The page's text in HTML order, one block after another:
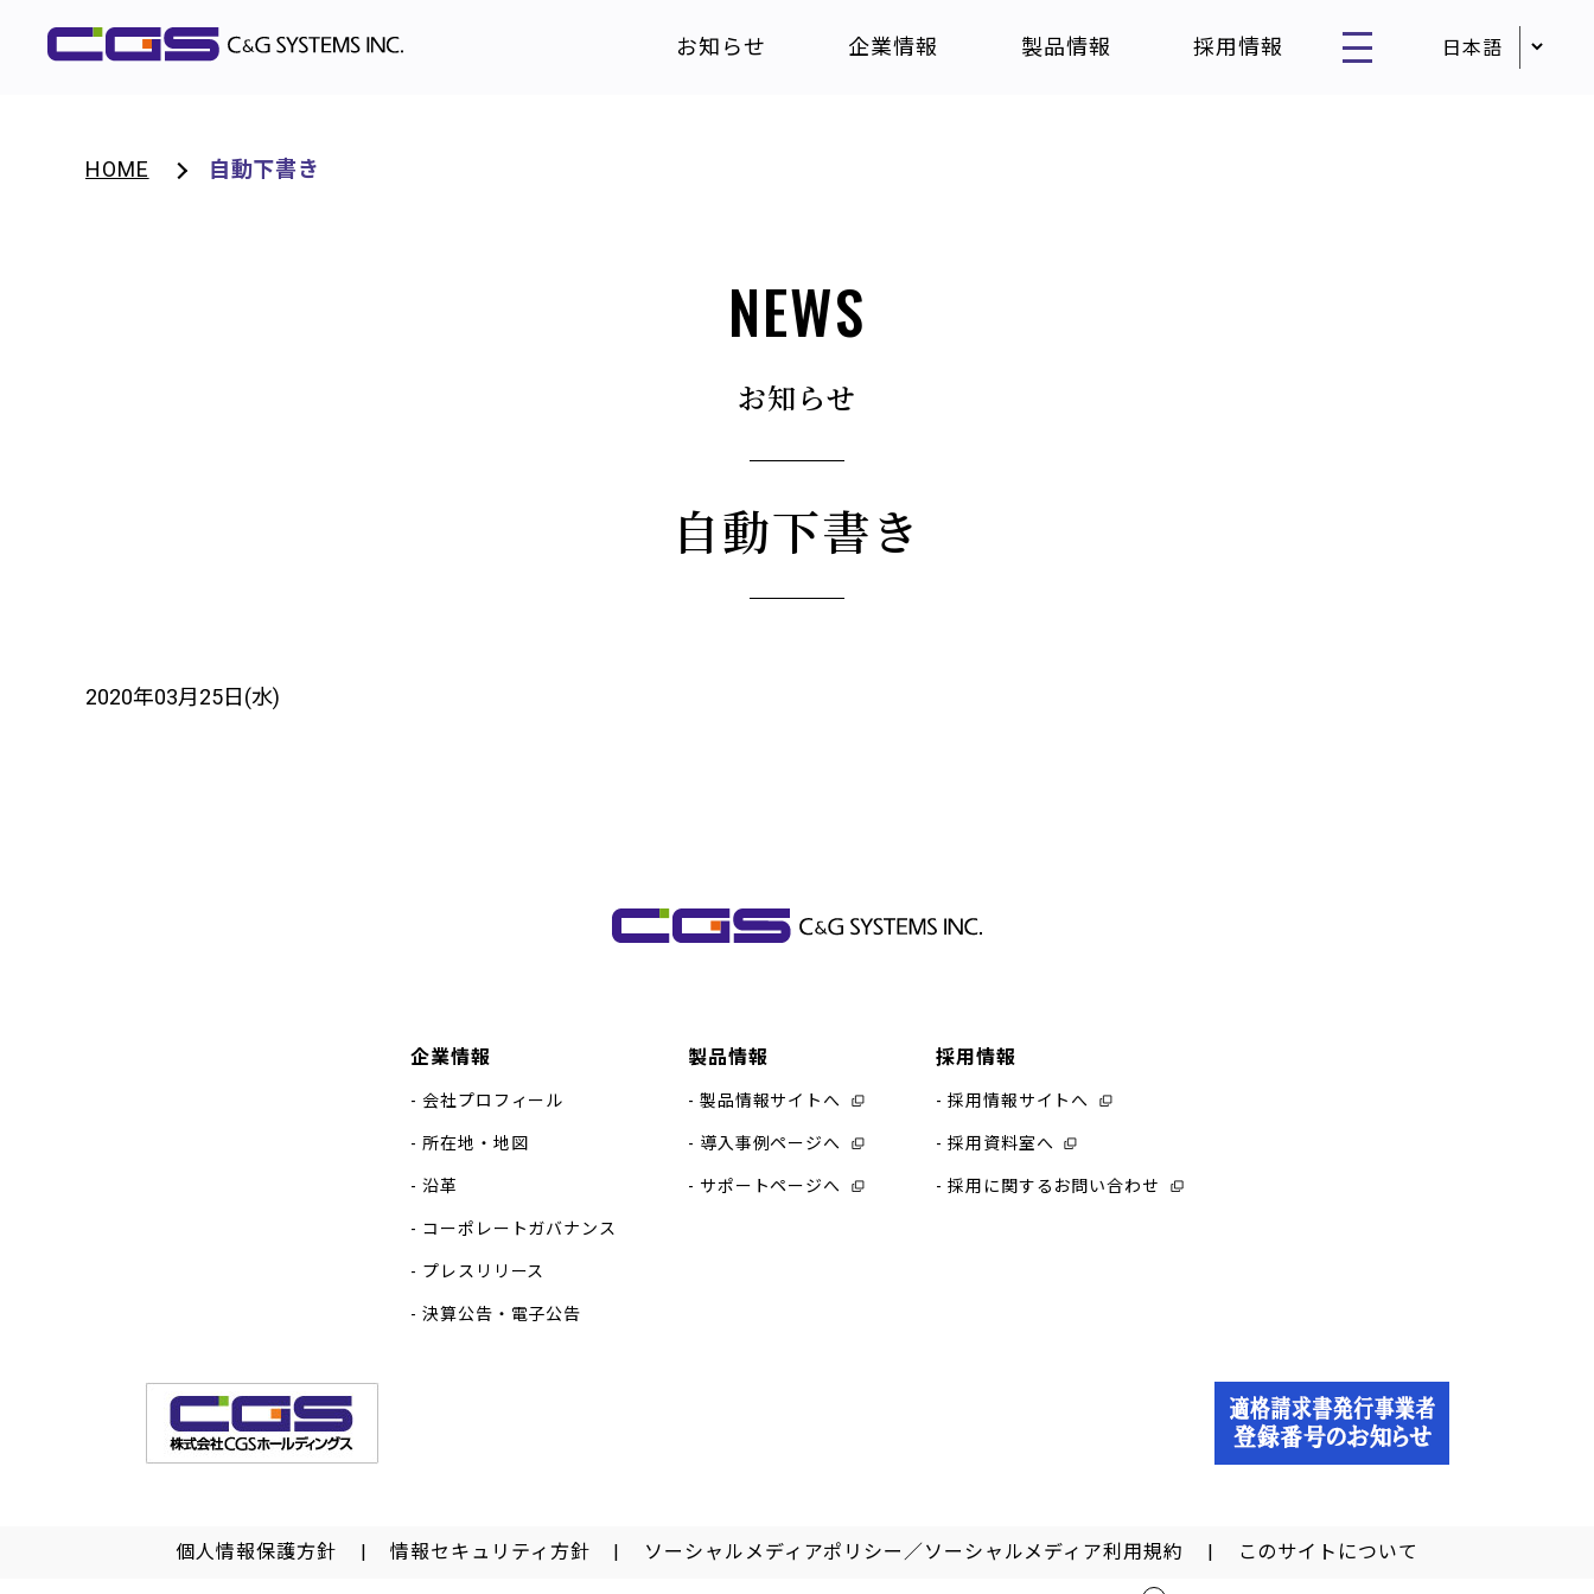
お知らせ 企業情報 製品情報 採用情報
HOME 自動下書き
NEWS
お知らせ
自動下書き
2020年03月25日(水)
企業情報
会社プロフィール
所在地・地図
沿革
コーポレートガバナンス
プレスリリース
決算公告・電子公告
製品情報
製品情報サイトへ
導入事例ページへ
サポートページへ
採用情報
採用情報サイトへ
採用資料室へ
採用に関するお問い合わせ
個人情報保護方針 情報セキュリティ方針 ソーシャルメディアポリシー／ソーシャルメディア利用規約 このサイトについて